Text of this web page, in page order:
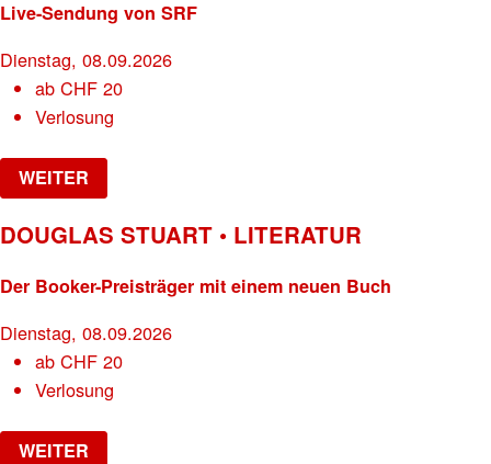
Live-Sendung von SRF
Dienstag, 08.09.2026
abCHF 20
Verlosung
WEITER
DOUGLAS STUART • LITERATUR
Der Booker-Preisträger mit einem neuen Buch
Dienstag, 08.09.2026
abCHF 20
Verlosung
WEITER